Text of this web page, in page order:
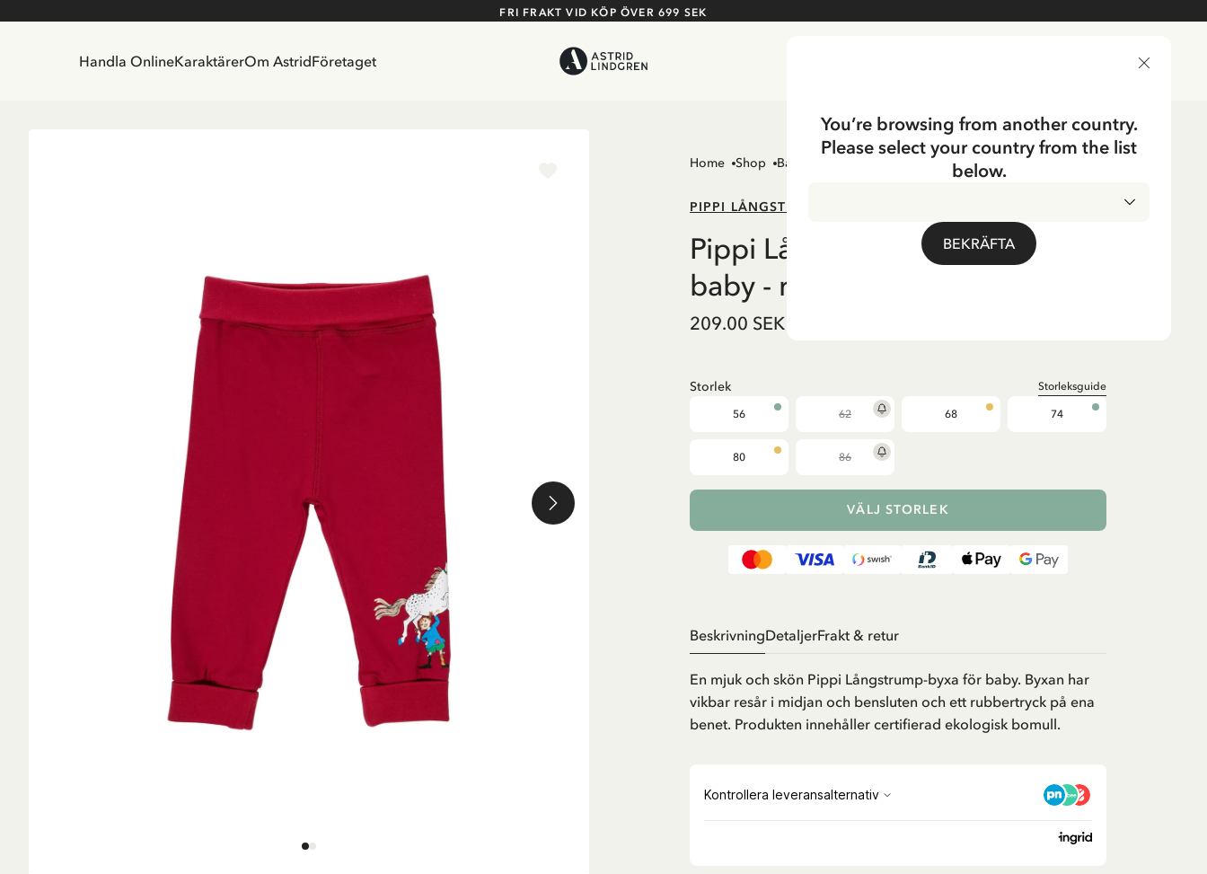
FRI FRAKT VID KÖP ÖVER 699 SEK
Handla OnlineKaraktärerOm AstridFöretaget
Home Shop Barnkläder
PIPPI LÅNGSTRUMP
Pippi Långstrump byxa för
baby - röd
209.00 SEK
Storlek Storleksguide
56 62 68 74
80 86
VÄLJ STORLEK
BeskrivningDetaljerFrakt & retur
En mjuk och skön Pippi Långstrump-byxa för baby. Byxan har
vikbar resår i midjan och bensluten och ett rubbertryck på ena
benet. Produkten innehåller certifierad ekologisk bomull.
You’re browsing from another country.
Please select your country from the list
below.
BEKRÄFTA